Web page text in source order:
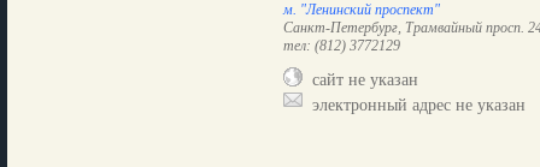
м. "Ленинский проспект"
Санкт-Петербург, Трамвайный просп.
тел: (812) 3772129
сайт не указан
электронный адрес не указан